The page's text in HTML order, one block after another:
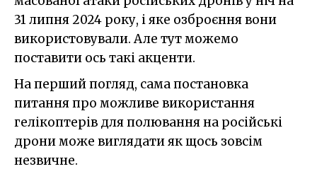
31 липня 2024 року, і яке озброєння вони
використовували. Але тут можемо
поставити ось такі акценти.
На перший погляд, сама постановка
питання про можливе використання
гелікоптерів для полювання на російські
дрони може виглядати як щось зовсім
незвичне.